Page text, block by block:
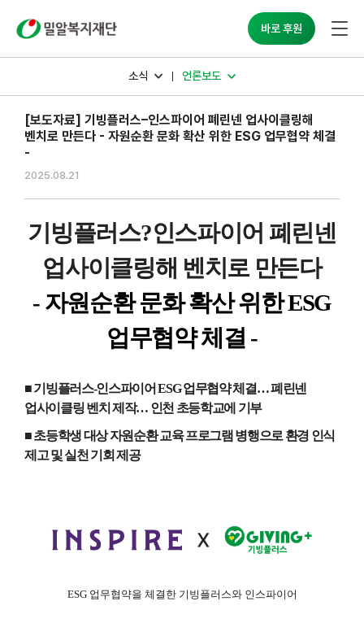
바로 후원
소식 언론보도
[보도자료] 기빙플러스–인스파이어 폐린넨 업사이클링해
벤치로 만든다 - 자원순환 문화 확산 위한 ESG 업무협약 체결
-
2025.08.21
기빙플러스?인스파이어 폐린넨
업사이클링해 벤치로 만든다
- 자원순환 문화 확산 위한ESG
업무협약 체결 -
■ 기빙플러스-인스파이어 ESG업무협약 체결… 폐린넨
업사이클링 벤치 제작… 인천 초등학교에 기부
■ 초등학생 대상 자원순환 교육 프로그램 병행으로 환경 인식
제고 및 실천 기회 제공
ESG 업무협약을 체결한 기빙플러스와 인스파이어